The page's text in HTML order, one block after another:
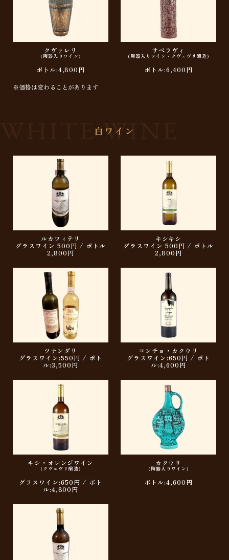
クヴァレリ
(陶器入りワイン)
ボトル:4,800円
サペラヴィ
(陶器入りワイン・クヴェヴリ醸造)
ボトル:6,400円
※価格は変わることがあります
白ワイン
ルカツィテリ
グラスワイン 500円 / ボトル
2,800円
キシキシ
グラスワイン 500円 / ボトル
2,800円
ツナンダリ
グラスワイン:550円 / ボト
ル:3,500円
コンチョ・カクウリ
グラスワイン:650円 / ボト
ル:4,600円
キシ・オレンジワイン
(クヴェヴリ醸造)
グラスワイン:650円 / ボト
ル:4,800円
カクウリ
(陶器入りワイン)
ボトル:4,600円